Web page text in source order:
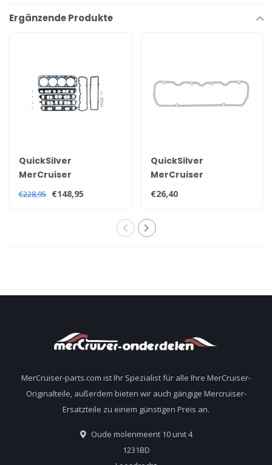
Ergänzende Produkte
QuickSilver
MerCruiser
Kopfdichtungssatz
für 2,5 und 3,0 Liter
€228,95 €148,95
QuickSilver
MerCruiser
Ventildeckeldichtung
für 2,5 und 3,0 Liter
€26,40
MerCruiser-parts.com ist Ihr Spezialist für alle Ihre MerCruiser-
Originalteile, außerdem bieten wir auch gängige Mercruiser-
Ersatzteile zu einem günstigen Preis an.
Oude molenmeent 10 unit 4
1231BD